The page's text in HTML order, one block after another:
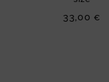
33,00 €